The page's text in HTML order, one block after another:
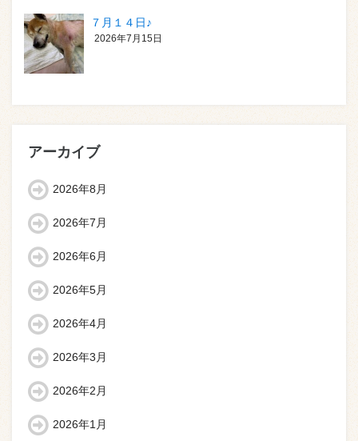
７月１４日♪
2026年7月15日
アーカイブ
2026年8月
2026年7月
2026年6月
2026年5月
2026年4月
2026年3月
2026年2月
2026年1月